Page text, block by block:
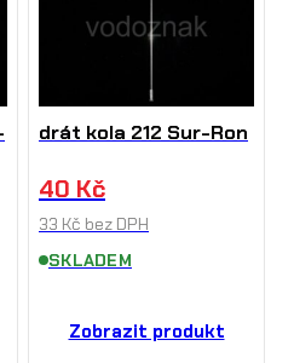
drát kola 212 Sur-Ron
40 Kč
33 Kč bez DPH
SKLADEM
Zobrazit produkt